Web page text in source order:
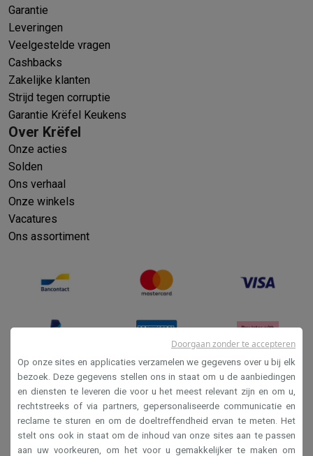
Garantie
Leveringen
Veelgestelde vragen
Cashbacks
Zakelijke klanten
Strijd tegen corruptie
Garantie Krëfel Keukens
Over Krëfel
Onze acties
Solden
Ons verhaal
Onze winkels
Vacatures
Ons assortiment
Verkoopsvoorwaarden
Privacy
Disclaimer
Op onze sites en applicaties verzamelen we gegevens over u bij elk
bezoek. Deze gegevens stellen ons in staat om u de aanbiedingen
en diensten te leveren die voor u het meest relevant zijn en om u,
rechtstreeks of via partners, gepersonaliseerde communicatie en
reclame te sturen en om de doeltreffendheid ervan te meten. Het
stelt ons ook in staat om de inhoud van onze sites aan te passen
aan uw voorkeuren, om het voor u gemakkelijker te maken om
Doorgaan zonder te accepteren